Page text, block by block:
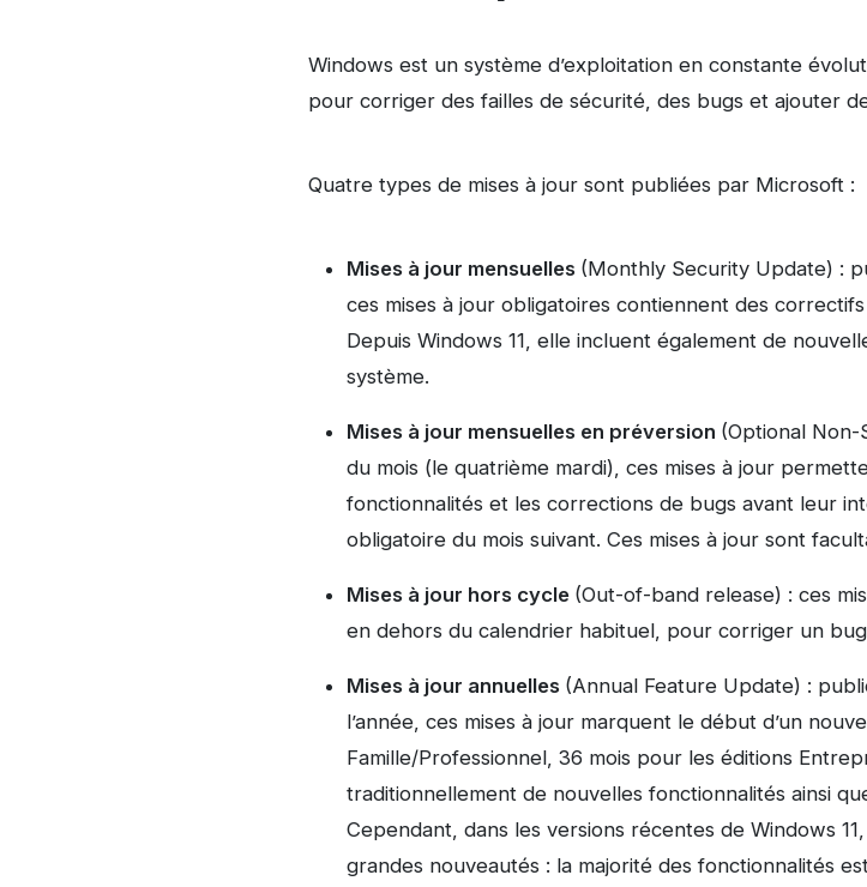
Windows est un système d’exploitation en constante
pour corriger des failles de sécurité, des bugs et ajouter
Quatre types de mises à jour sont publiées par Microsoft :
Mises à jour mensuelles (Monthly Security Update) :
ces mises à jour obligatoires contiennent des
Depuis Windows 11, elle incluent également de
système.
Mises à jour mensuelles en préversion (Optional
du mois (le quatrième mardi), ces mises à jour
fonctionnalités et les corrections de bugs avant leur
obligatoire du mois suivant. Ces mises à jour sont
Mises à jour hors cycle (Out-of-band release) : ces
en dehors du calendrier habituel, pour corriger un
Mises à jour annuelles (Annual Feature Update) :
l’année, ces mises à jour marquent le début d’un
Famille/Professionnel, 36 mois pour les éditions
traditionnellement de nouvelles fonctionnalités ainsi
Cependant, dans les versions récentes de Windows
grandes nouveautés : la majorité des fonctionnalités